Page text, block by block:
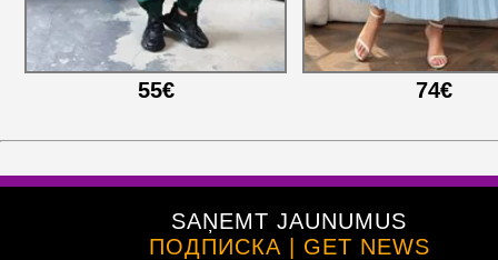
55€ 74€
SAŅEMT JAUNUMUS
ПОДПИСКА | GET NEWS